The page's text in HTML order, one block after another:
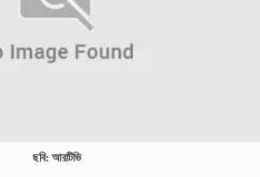
ছবি: আরটিভি